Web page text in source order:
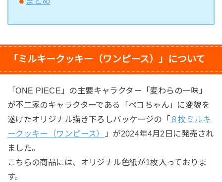
「ミルキークッキー（ワンピース）」について
「ONE PIECE」の主要キャラクター「麦わらの一味」
が不二家のキャラクターである「ペコちゃん」に変貌を
遂げたオリジナル描き下ろしパッケージの「 ８枚ミルキ
ークッキー（ワンピース）
」が2024年4月2日に発売され
ました。
こちらの商品には、オリジナル色紙が1枚入っておりま
す。